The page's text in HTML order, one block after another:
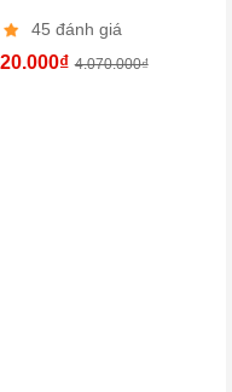
45 đánh giá
4.070.000₫